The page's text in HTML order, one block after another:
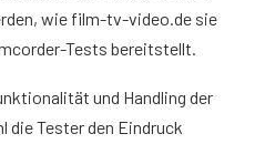
wie film-tv-video.de sie
Tests bereitstellt.
und Handling der
die Tester den Eindruck